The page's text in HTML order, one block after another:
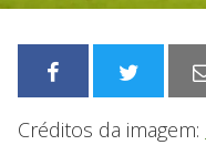
Créditos da imagem: